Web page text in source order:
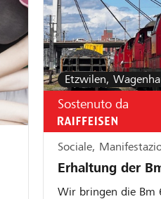
Etzwilen,
Sostenuto da
Sociale,
Erhaltung der
Wir bringen die Bm